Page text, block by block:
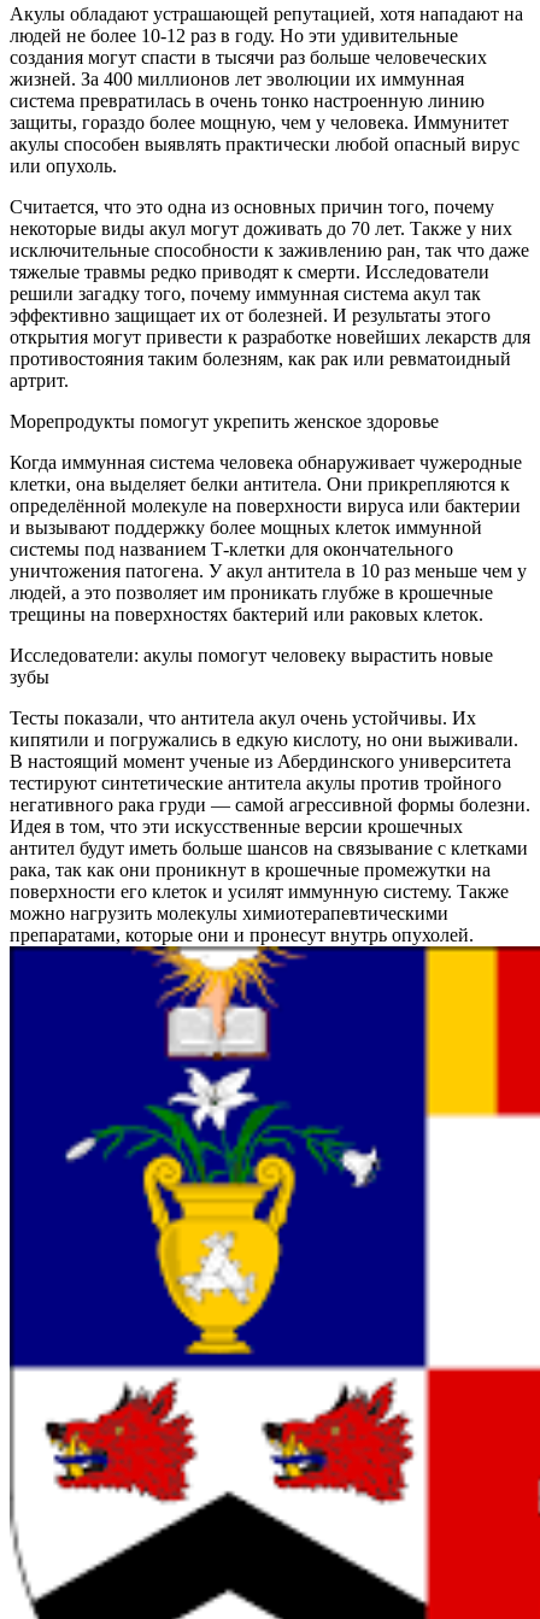
Акулы обладают устрашающей репутацией, хотя нападают на
людей не более 10-12 раз в году. Но эти удивительные
создания могут спасти в тысячи раз больше человеческих
жизней. За 400 миллионов лет эволюции их иммунная
система превратилась в очень тонко настроенную линию
защиты, гораздо более мощную, чем у человека. Иммунитет
акулы способен выявлять практически любой опасный вирус
или опухоль.
Считается, что это одна из основных причин того, почему
некоторые виды акул могут доживать до 70 лет. Также у них
исключительные способности к заживлению ран, так что даже
тяжелые травмы редко приводят к смерти. Исследователи
решили загадку того, почему иммунная система акул так
эффективно защищает их от болезней. И результаты этого
открытия могут привести к разработке новейших лекарств для
противостояния таким болезням, как рак или ревматоидный
артрит.
Морепродукты помогут укрепить женское здоровье
Когда иммунная система человека обнаруживает чужеродные
клетки, она выделяет белки антитела. Они прикрепляются к
определённой молекуле на поверхности вируса или бактерии
и вызывают поддержку более мощных клеток иммунной
системы под названием Т-клетки для окончательного
уничтожения патогена. У акул антитела в 10 раз меньше чем у
людей, а это позволяет им проникать глубже в крошечные
трещины на поверхностях бактерий или раковых клеток.
Исследователи: акулы помогут человеку вырастить новые
зубы
Тесты показали, что антитела акул очень устойчивы. Их
кипятили и погружались в едкую кислоту, но они выживали.
В настоящий момент ученые из Абердинского университета
тестируют синтетические антитела акулы против тройного
негативного рака груди — самой агрессивной формы болезни.
Идея в том, что эти искусственные версии крошечных
антител будут иметь больше шансов на связывание с клетками
рака, так как они проникнут в крошечные промежутки на
поверхности его клеток и усилят иммунную систему. Также
можно нагрузить молекулы химиотерапевтическими
препаратами, которые они и пронесут внутрь опухолей.